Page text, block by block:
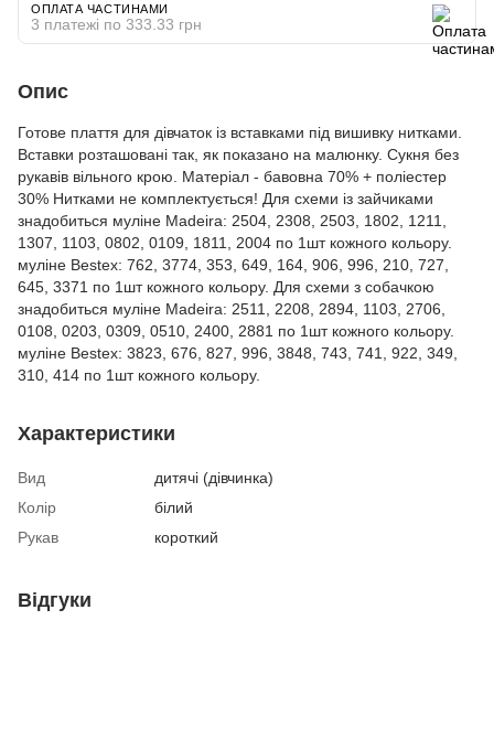
ОПЛАТА ЧАСТИНАМИ
3 платежі по 333.33 грн
Опис
Готове плаття для дівчаток із вставками під вишивку нитками.
Вставки розташовані так, як показано на малюнку. Сукня без
рукавів вільного крою. Матеріал - бавовна 70% + поліестер
30% Нитками не комплектується! Для схеми із зайчиками
знадобиться муліне Madeira: 2504, 2308, 2503, 1802, 1211,
1307, 1103, 0802, 0109, 1811, 2004 по 1шт кожного кольору.
муліне Bestex: 762, 3774, 353, 649, 164, 906, 996, 210, 727,
645, 3371 по 1шт кожного кольору. Для схеми з собачкою
знадобиться муліне Madeira: 2511, 2208, 2894, 1103, 2706,
0108, 0203, 0309, 0510, 2400, 2881 по 1шт кожного кольору.
муліне Bestex: 3823, 676, 827, 996, 3848, 743, 741, 922, 349,
310, 414 по 1шт кожного кольору.
Характеристики
Вид
дитячі (дівчинка)
Колір
білий
Рукав
короткий
Відгуки